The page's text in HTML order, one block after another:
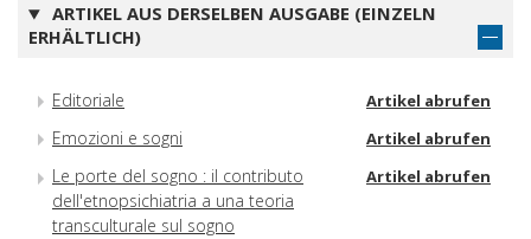
ARTIKEL AUS DERSELBEN AUSGABE (EINZELN
ERHÄLTLICH)
Editoriale Artikel abrufen
Emozioni e sogni Artikel abrufen
Le porte del sogno : il contributo
dell'etnopsichiatria a una teoria
transculturale sul sogno
Artikel abrufen